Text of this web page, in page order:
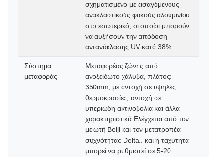
σχηματισμένο με εισαγόμενους
ανακλαστικούς φακούς αλουμινίου
στο εσωτερικό, οι οποίοι μπορούν
να αυξήσουν την απόδοση
αντανάκλασης UV κατά 38%.
Σύστημα
μεταφοράς
Μεταφορέας ζώνης από
ανοξείδωτο χάλυβα, πλάτος:
350mm, με αντοχή σε υψηλές
θερμοκρασίες, αντοχή σε
υπεριώδη ακτινοβολία και άλλα
χαρακτηριστικά.Ελέγχεται από τον
μειωτή Beiji και τον μετατροπέα
συχνότητας Delta., και η ταχύτητα
μπορεί να ρυθμιστεί σε 5-20